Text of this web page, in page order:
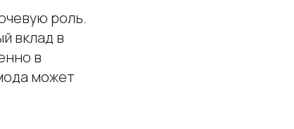
роль.
вклад в
в
может